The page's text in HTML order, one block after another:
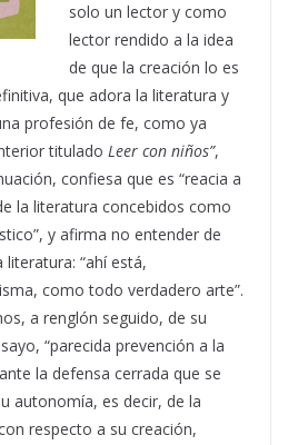
solo un lector y como
lector rendido a la idea
de que la creación lo es
que adora la literatura y
profesión de fe, como ya
titulado Leer con niños”,
confiesa que es “reacia a
la literatura concebidos como
y afirma no entender de
“ahí está,
como todo verdadero arte”.
a renglón seguido, de su
“parecida prevención a la
la defensa cerrada que se
autonomía, es decir, de la
respecto a su creación,